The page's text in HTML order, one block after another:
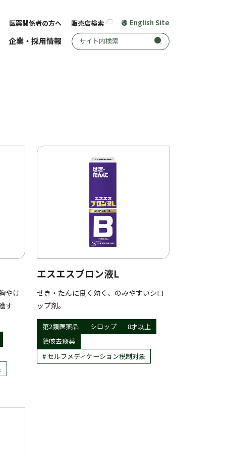
企業・採用情報 サイト内検索
医薬関係者の方へ 販売店検索 English Site
やけ
す
エスエスブロン液L
せき・たんに良く効く、のみやすいシロ
ップ剤。
第2類医薬品 シロップ
8才以上
鎮咳去痰薬
セルフメディケーション税制対象